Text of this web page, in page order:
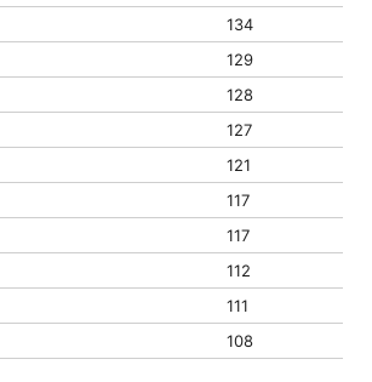
134
129
128
127
121
117
117
112
111
108